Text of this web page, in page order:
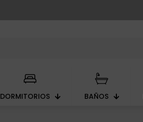
DORMITORIOS BAÑOS